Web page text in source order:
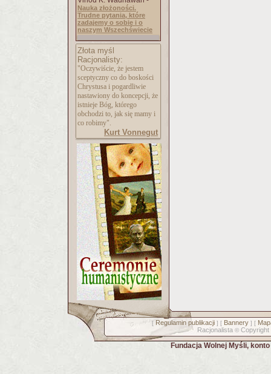
Nauka złożoności.
Trudne pytania, które
zadajemy o sobie i o
naszym Wszechświecie
Złota myśl
Racjonalisty:
"Oczywiście, że jestem
sceptyczny co do boskości
Chrystusa i pogardliwie
nastawiony do koncepcji, że
istnieje Bóg, którego
obchodzi to, jak się mamy i
co robimy".
Kurt Vonnegut
[ Regulamin publikacji] [ Bannery] [
Racjonalista © Copyright
Fundacja Wolnej Myśli,